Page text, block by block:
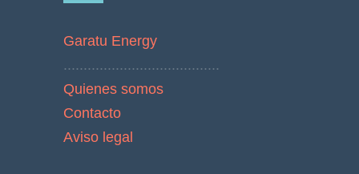
Garatu Energy
.......................................
Quienes somos
Contacto
Aviso legal